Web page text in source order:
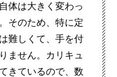
体は大きく変わっ
そのため、特に定
難しくて、手を付
ません。カリキュ
きているので、数